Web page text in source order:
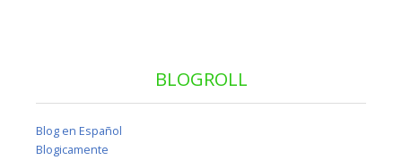
BLOGROLL
Blog en Español
Blogicamente